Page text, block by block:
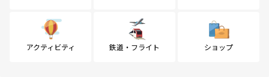
アクティビティ 鉄道・フライト ショップ